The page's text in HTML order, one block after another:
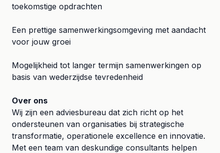
toekomstige opdrachten
Een prettige samenwerkingsomgeving met aandacht
voor jouw groei
Mogelijkheid tot langer termijn samenwerkingen op
basis van wederzijdse tevredenheid
Over ons
Wij zijn een adviesbureau dat zich richt op het
ondersteunen van organisaties bij strategische
transformatie, operationele excellence en innovatie.
Met een team van deskundige consultants helpen